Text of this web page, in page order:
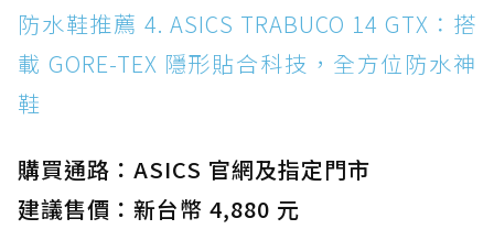
防水鞋推薦 4. ASICS TRABUCO 14 GTX：搭
載 GORE-TEX 隱形貼合科技，全方位防水神
鞋
購買通路：ASICS 官網及指定門市
建議售價：新台幣 4,880 元